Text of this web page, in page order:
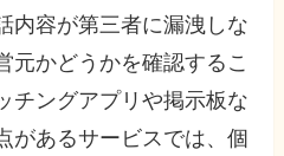
内容が第三者に漏洩しな
元かどうかを確認するこ
チングアプリや掲示板な
があるサービスでは、個